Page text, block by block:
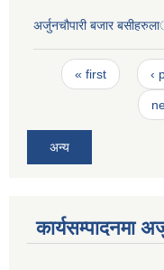
अर्जुनचौपारी बजार
Pages
« first ‹
अन्य
कार्यसम्पादनमा